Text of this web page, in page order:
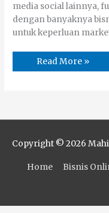
media social lainnya,
dengan banyaknya
untuk keperluan
Read More »
Copyright © 2026
Home Bisnis